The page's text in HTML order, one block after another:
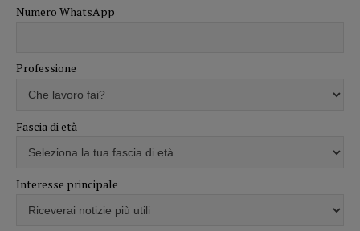
Numero WhatsApp
Professione
Fascia di età
Interesse principale